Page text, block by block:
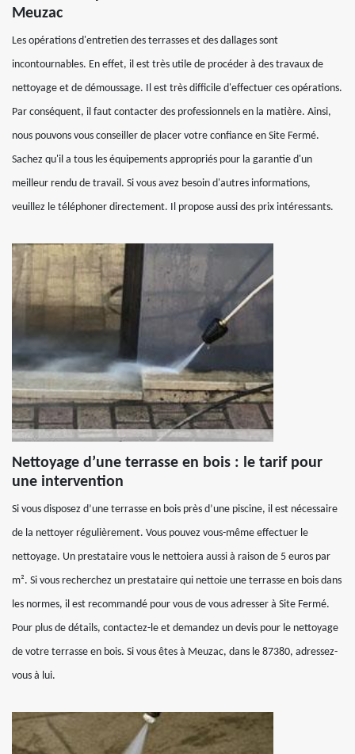
Meuzac
Les opérations d'entretien des terrasses et des dallages sont
incontournables. En effet, il est très utile de procéder à des travaux de
nettoyage et de démoussage. Il est très difficile d'effectuer ces opérations.
Par conséquent, il faut contacter des professionnels en la matière. Ainsi,
nous pouvons vous conseiller de placer votre confiance en Site Fermé.
Sachez qu'il a tous les équipements appropriés pour la garantie d'un
meilleur rendu de travail. Si vous avez besoin d'autres informations,
veuillez le téléphoner directement. Il propose aussi des prix intéressants.
Nettoyage d’une terrasse en bois : le tarif pour
une intervention
Si vous disposez d’une terrasse en bois près d’une piscine, il est nécessaire
de la nettoyer régulièrement. Vous pouvez vous-même effectuer le
nettoyage. Un prestataire vous le nettoiera aussi à raison de 5 euros par
m². Si vous recherchez un prestataire qui nettoie une terrasse en bois dans
les normes, il est recommandé pour vous de vous adresser à Site Fermé.
Pour plus de détails, contactez-le et demandez un devis pour le nettoyage
de votre terrasse en bois. Si vous êtes à Meuzac, dans le 87380, adressez-
vous à lui.